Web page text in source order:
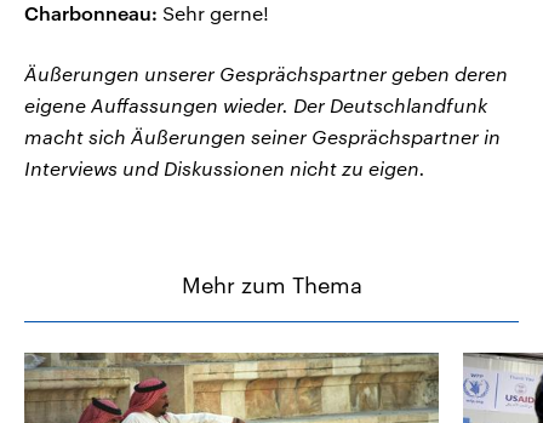
Charbonneau: Sehr gerne!
Äußerungen unserer Gesprächspartner geben deren
eigene Auffassungen wieder. Der Deutschlandfunk
macht sich Äußerungen seiner Gesprächspartner in
Interviews und Diskussionen nicht zu eigen.
Mehr zum Thema